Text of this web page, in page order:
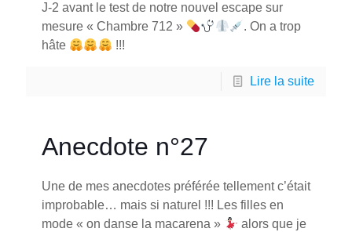
J-2 avant le test de notre nouvel escape sur
mesure « Chambre 712 »
. On a trop
hâte
!!!
Lire la suite
Anecdote n°27
Une de mes anecdotes préférée tellement c’était
improbable… mais si naturel !!! Les filles en
mode « on danse la macarena »
alors que je